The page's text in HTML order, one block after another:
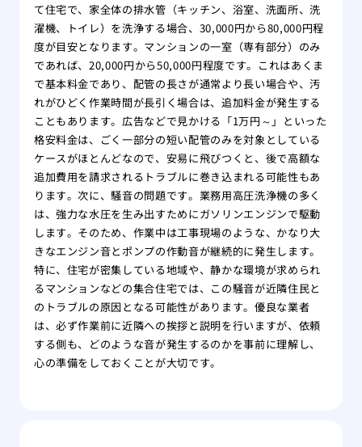
て住宅で、家全体の排水管（キッチン、浴室、洗面所、洗
濯機、トイレ）を洗浄する場合、30,000円から80,000円程
度が目安となります。マンションの一室（専有部分）のみ
であれば、20,000円から50,000円程度です。これはあくま
で基本料金であり、配管の長さが通常より長い場合や、汚
れがひどく作業時間が長引く場合は、追加料金が発生する
こともあります。広告などで見かける「1万円～」といった
格安料金は、ごく一部分の短い配管のみを対象としている
ケースがほとんどなので、安易に飛びつくと、後で高額な
追加費用を請求されるトラブルに巻き込まれる可能性もあ
ります。次に、騒音の問題です。業務用高圧洗浄機の多く
は、強力な水圧を生み出すためにガソリンエンジンで駆動
します。そのため、作業中は工事現場のような、かなり大
きなエンジン音とポンプの作動音が継続的に発生します。
特に、住宅が密集している地域や、静かな環境が求められ
るマンションなどの集合住宅では、この騒音が近隣住民と
のトラブルの原因となる可能性があります。優良な業者
は、必ず作業前に近隣への挨拶と説明を行いますが、依頼
する側も、どのような音が発生するのかを事前に理解し、
心の準備をしておくことが大切です。